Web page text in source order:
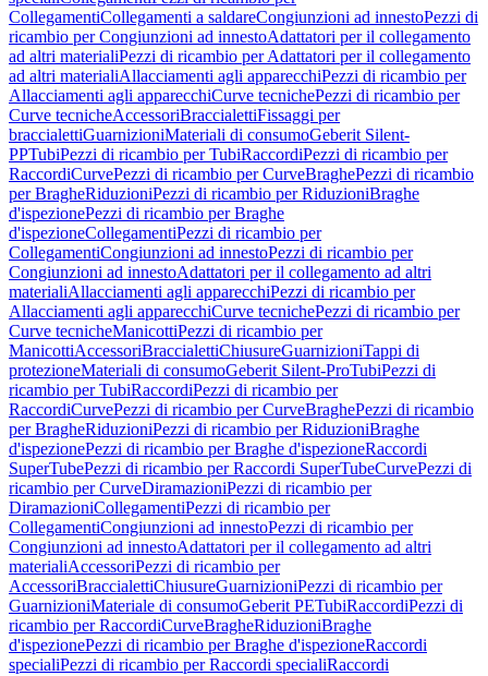
CollegamentiCollegamenti a saldareCongiunzioni ad innestoPezzi di
ricambio per Congiunzioni ad innestoAdattatori per il collegamento
ad altri materialiPezzi di ricambio per Adattatori per il collegamento
ad altri materialiAllacciamenti agli apparecchiPezzi di ricambio per
Allacciamenti agli apparecchiCurve tecnichePezzi di ricambio per
Curve tecnicheAccessoriBraccialettiFissaggi per
braccialettiGuarnizioniMateriali di consumoGeberit Silent-
PPTubiPezzi di ricambio per TubiRaccordiPezzi di ricambio per
RaccordiCurvePezzi di ricambio per CurveBraghePezzi di ricambio
per BragheRiduzioniPezzi di ricambio per RiduzioniBraghe
d'ispezionePezzi di ricambio per Braghe
d'ispezioneCollegamentiPezzi di ricambio per
CollegamentiCongiunzioni ad innestoPezzi di ricambio per
Congiunzioni ad innestoAdattatori per il collegamento ad altri
materialiAllacciamenti agli apparecchiPezzi di ricambio per
Allacciamenti agli apparecchiCurve tecnichePezzi di ricambio per
Curve tecnicheManicottiPezzi di ricambio per
ManicottiAccessoriBraccialettiChiusureGuarnizioniTappi di
protezioneMateriali di consumoGeberit Silent-ProTubiPezzi di
ricambio per TubiRaccordiPezzi di ricambio per
RaccordiCurvePezzi di ricambio per CurveBraghePezzi di ricambio
per BragheRiduzioniPezzi di ricambio per RiduzioniBraghe
d'ispezionePezzi di ricambio per Braghe d'ispezioneRaccordi
SuperTubePezzi di ricambio per Raccordi SuperTubeCurvePezzi di
ricambio per CurveDiramazioniPezzi di ricambio per
DiramazioniCollegamentiPezzi di ricambio per
CollegamentiCongiunzioni ad innestoPezzi di ricambio per
Congiunzioni ad innestoAdattatori per il collegamento ad altri
materialiAccessoriPezzi di ricambio per
AccessoriBraccialettiChiusureGuarnizioniPezzi di ricambio per
GuarnizioniMateriale di consumoGeberit PETubiRaccordiPezzi di
ricambio per RaccordiCurveBragheRiduzioniBraghe
d'ispezionePezzi di ricambio per Braghe d'ispezioneRaccordi
specialiPezzi di ricambio per Raccordi specialiRaccordi